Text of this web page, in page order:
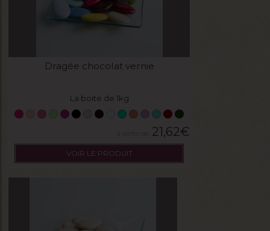
Dragée chocolat vernie
La boite de 1kg
21,62€
VOIR LE PRODUIT